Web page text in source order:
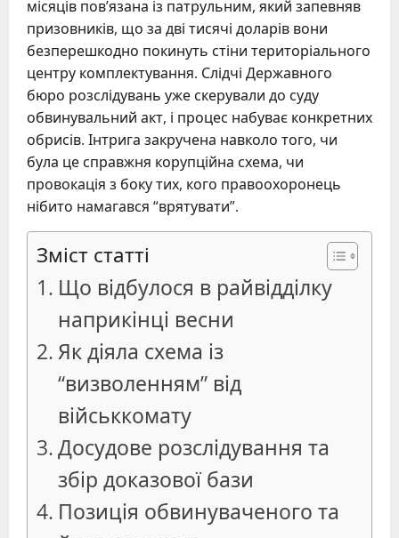
місяців пов’язана із патрульним, який запевняв
призовників, що за дві тисячі доларів вони
безперешкодно покинуть стіни територіального
центру комплектування. Слідчі Державного
бюро розслідувань уже скерували до суду
обвинувальний акт, і процес набуває конкретних
обрисів. Інтрига закручена навколо того, чи
була це справжня корупційна схема, чи
провокація з боку тих, кого правоохоронець
нібито намагався “врятувати”.
Зміст статті
Що відбулося в райвідділку
наприкінці весни
Як діяла схема із
“визволенням” від
військкомату
Досудове розслідування та
збір доказової бази
Позиція обвинуваченого та